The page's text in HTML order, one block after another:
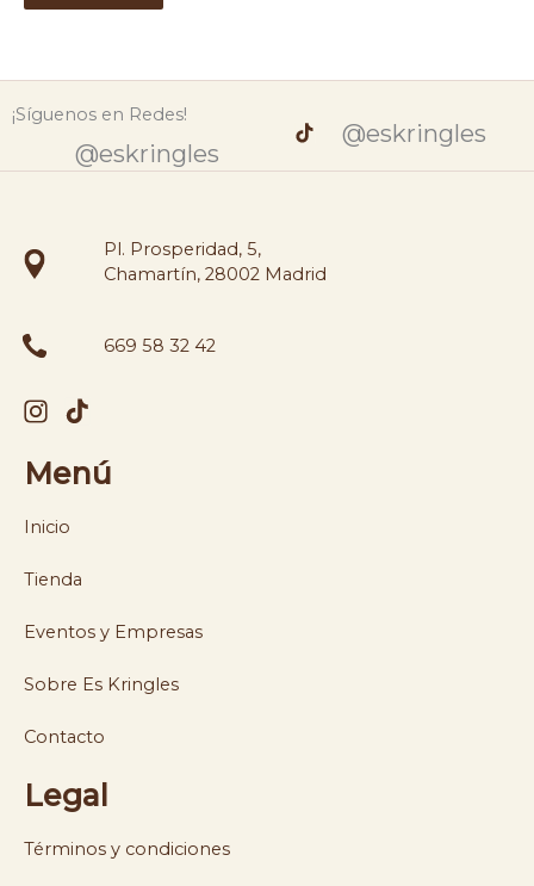
¡Síguenos en Redes!
@eskringles
@eskringles
Pl. Prosperidad, 5,
Chamartín, 28002 Madrid
669 58 32 42
Menú
Inicio
Tienda
Eventos y Empresas
Sobre Es Kringles
Contacto
Legal
Términos y condiciones